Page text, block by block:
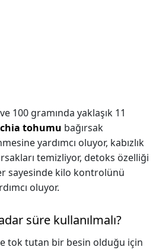
100 gramında yaklaşık 11
chia tohumu bağırsak
yardımcı oluyor, kabızlık
temizliyor, detoks özelliği
sayesinde kilo kontrolünü
oluyor.
süre kullanılmalı?
tok tutan bir besin olduğu için